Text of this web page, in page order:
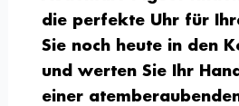
die perfekte Uhr für
Sie noch heute in den
und werten Sie Ihr
einer